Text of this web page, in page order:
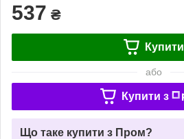
537 ₴
Купити
або
Купити з
Що таке купити з Пром?